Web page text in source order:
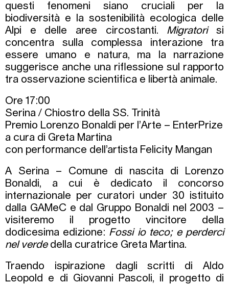
questi fenomeni siano cruciali per la
biodiversità e la sostenibilità ecologica delle
Alpi e delle aree circostanti. Migratorisi
concentra sulla complessa interazione tra
essere umano e natura, ma la narrazione
suggerisce anche una riflessione sul rapporto
tra osservazione scientifica e libertà animale.
Ore 17:00
Serina / Chiostro della SS. Trinità
Premio Lorenzo Bonaldi per l’Arte – EnterPrize
a cura di Greta Martina
con performance dell’artista Felicity Mangan
A Serina – Comune di nascita di Lorenzo
Bonaldi, a cui è dedicato il concorso
internazionale per curatori under 30 istituito
dalla GAMeC e dal Gruppo Bonaldi nel 2003 –
visiteremo il progetto vincitore della
dodicesima edizione: Fossi io teco; e perderci
nel verdedella curatrice Greta Martina.
Traendo ispirazione dagli scritti di Aldo
Leopold e di Giovanni Pascoli, il progetto di